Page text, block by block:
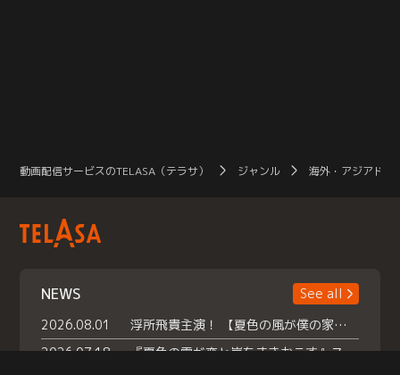
動画配信サービスのTELASA（テラサ） ジャンル 海外・アジアドラ
NEWS
See all
2026.08.01
浮所飛貴主演！ 【夏色の風が僕の家にやってきた】 本日よりテラサで独占配信スタート！
2026.07.18
『夏色の雲が恋と嵐をまきおこす』スペシャルメイキング 【Part1】2026年７月18日（土）23時30分～配信スタート！話題のシーンの裏側を大公開！豪華キャスト大集合！ 『武宮家 真夏の家族会議』開催！